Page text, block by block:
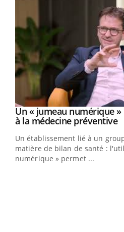
Youtube
Un « jumeau numérique »
à la médecine préventive
Un établissement lié à un
matière de bilan de santé :
numérique » permet ...